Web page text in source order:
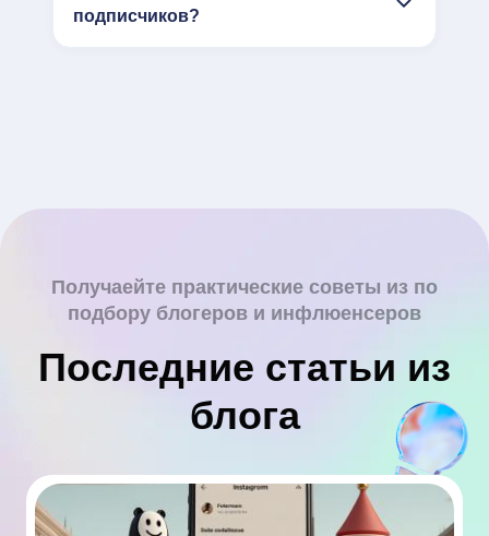
подписчиков?
Получаейте практические советы из по
подбору блогеров и инфлюенсеров
Последние статьи из
блога